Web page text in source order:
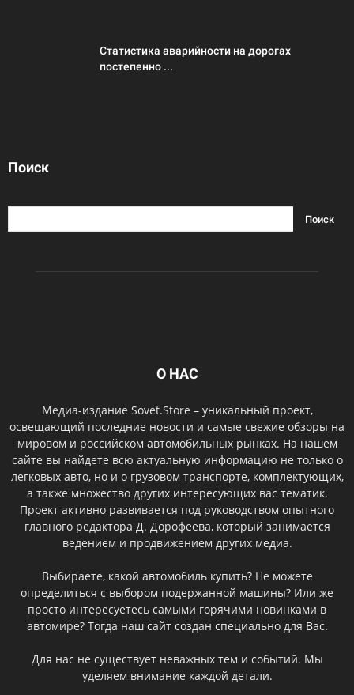
Статистика аварийности на дорогах
постепенно ...
Поиск
О НАС
Медиа-издание Sovet.Store – уникальный проект,
освещающий последние новости и самые свежие обзоры на
мировом и российском автомобильных рынках. На нашем
сайте вы найдете всю актуальную информацию не только о
легковых авто, но и о грузовом транспорте, комплектующих,
а также множество других интересующих вас тематик.
Проект активно развивается под руководством опытного
главного редактора Д. Дорофеева, который занимается
ведением и продвижением других медиа.
Выбираете, какой автомобиль купить? Не можете
определиться с выбором подержанной машины? Или же
просто интересуетесь самыми горячими новинками в
автомире? Тогда наш сайт создан специально для Вас.
Для нас не существует неважных тем и событий. Мы
уделяем внимание каждой детали.